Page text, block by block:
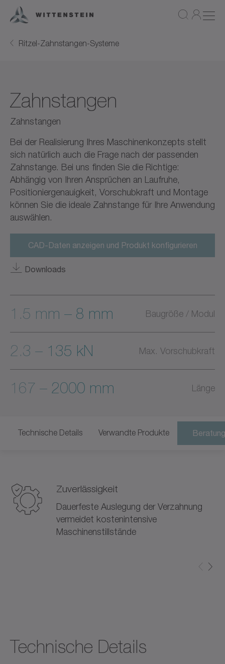
Ritzel-Zahnstangen-Systeme
Zahnstangen
Zahnstangen
Bei der Realisierung Ihres Maschinenkonzepts stellt
sich natürlich auch die Frage nach der passenden
Zahnstange. Bei uns finden Sie die Richtige:
Abhängig von Ihren Ansprüchen an Laufruhe,
Positioniergenauigkeit, Vorschubkraft und Montage
können Sie die ideale Zahnstange für Ihre Anwendung
auswählen.
CAD-Daten anzeigen und Produkt konfigurieren
Downloads
1.5 mm – 8 mm Baugröße / Modul
2.3 – 135 kN Max. Vorschubkraft
167 – 2000 mm Länge
Technische Details Verwandte Produkte
Zuverlässigkeit
Dauerfeste Auslegung der Verzahnung
vermeidet kostenintensive
Maschinenstillstände
Technische Details